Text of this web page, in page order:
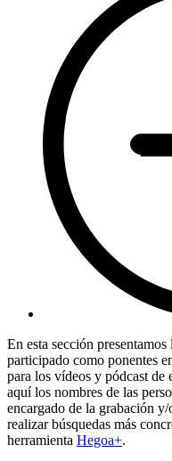
En esta sección
participado como ponentes
para los vídeos y pódcast de
aquí los nombres de las
encargado de la grabación
realizar búsquedas más
herramienta Hegoa+.